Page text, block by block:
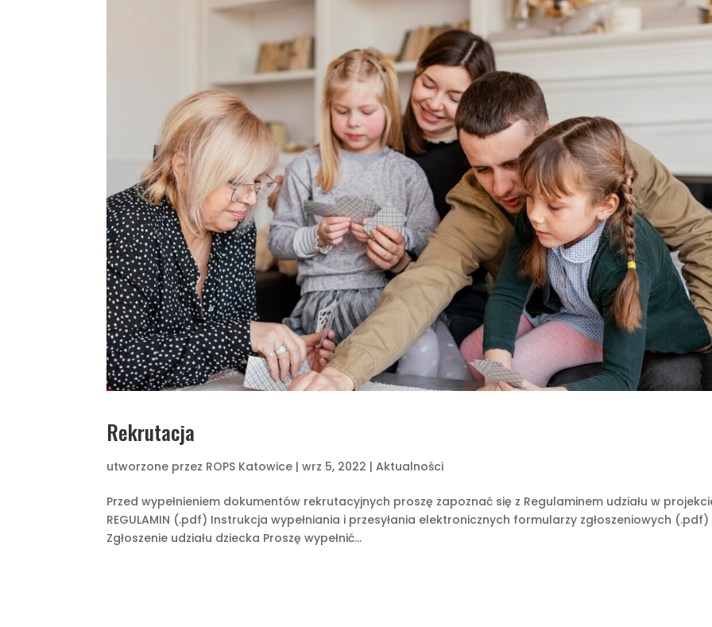
Rekrutacja
utworzone przez ROPS Katowice |wrz 5, 2022 |Aktualności
Przed wypełnieniem dokumentów rekrutacyjnych proszę zapoznać się z Regulaminem udziału w
REGULAMIN (.pdf) Instrukcja wypełniania i przesyłania elektronicznych formularzy zgłoszeniowych (.pdf)
Zgłoszenie udziału dziecka Proszę wypełnić...